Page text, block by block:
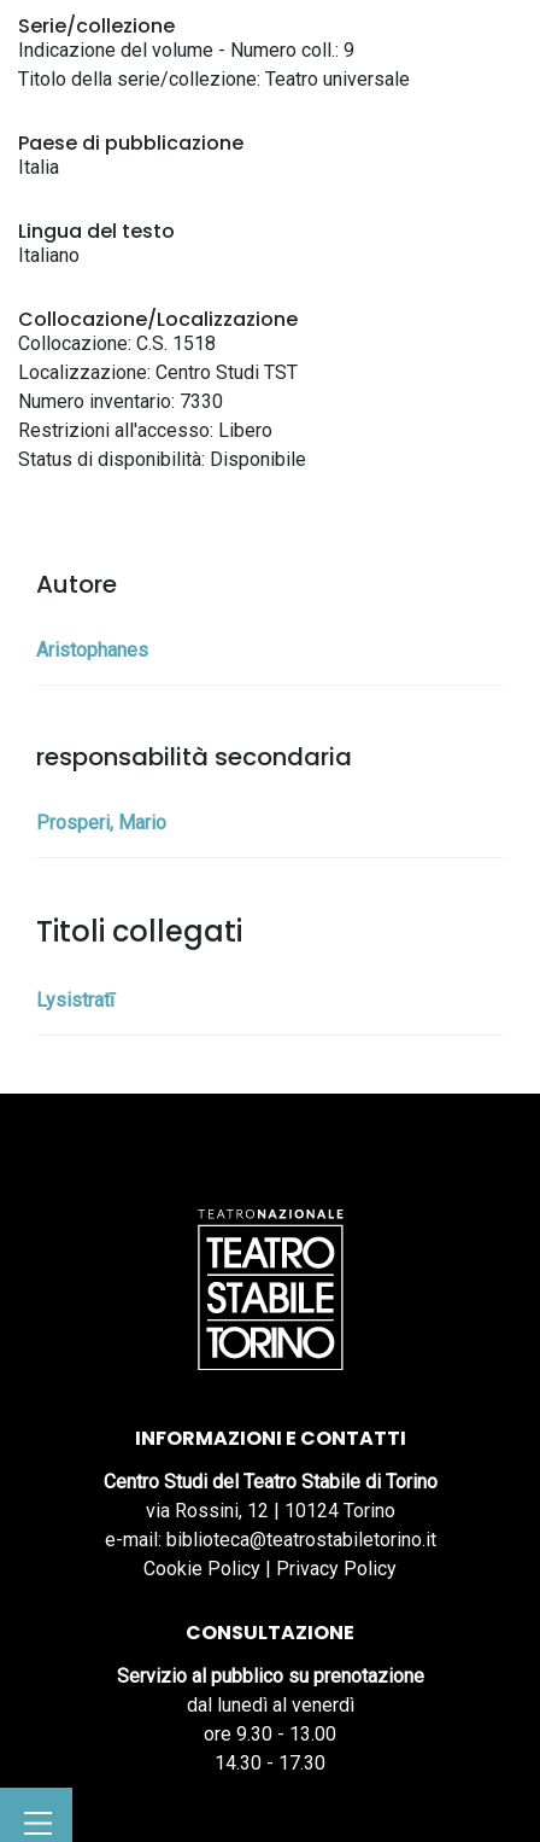
Serie/collezione
Indicazione del volume - Numero coll.: 9
Titolo della serie/collezione: Teatro universale
Paese di pubblicazione
Italia
Lingua del testo
Italiano
Collocazione/Localizzazione
Collocazione: C.S. 1518
Localizzazione: Centro Studi TST
Numero inventario: 7330
Restrizioni all'accesso: Libero
Status di disponibilità: Disponibile
Autore
Aristophanes
responsabilità secondaria
Prosperi, Mario
Titoli collegati
Lysistratī
INFORMAZIONI E CONTATTI
Centro Studi del Teatro Stabile di Torino
via Rossini, 12 | 10124 Torino
e-mail: biblioteca@teatrostabiletorino.it
Cookie Policy | Privacy Policy
CONSULTAZIONE
Servizio al pubblico su prenotazione
dal lunedì al venerdì
ore 9.30 - 13.00
14.30 - 17.30